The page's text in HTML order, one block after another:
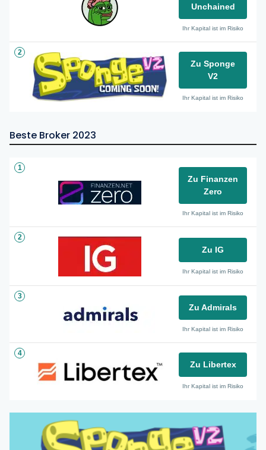
Unchained
Ihr Kapital ist im Risiko
2
Zu Sponge
V2
Ihr Kapital ist im Risiko
Beste Broker 2023
1
Zu Finanzen
Zero
Ihr Kapital ist im Risiko
2
Zu IG
Ihr Kapital ist im Risiko
3
Zu Admirals
Ihr Kapital ist im Risiko
4
Zu Libertex
Ihr Kapital ist im Risiko